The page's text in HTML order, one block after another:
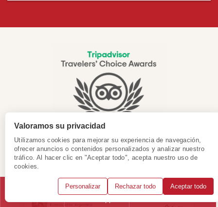
Valoramos su privacidad
Utilizamos cookies para mejorar su experiencia de navegación,
ofrecer anuncios o contenidos personalizados y analizar nuestro
tráfico. Al hacer clic en "Aceptar todo", acepta nuestro uso de
cookies.
Personalizar Rechazar todo Aceptar todo